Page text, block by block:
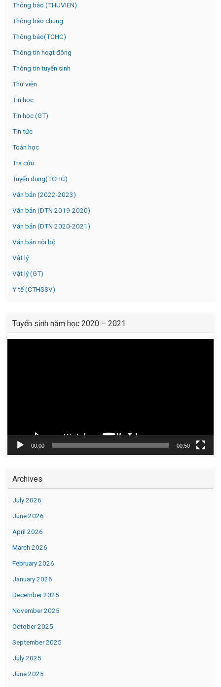
Thông báo (THUVIEN)
Thông báo chung
Thông báo(TCHC)
Thông tin hoạt đông
Thông tin tuyển sinh
Thư viện
Tin học
Tin học (GT)
Tin tức
Toán học
Tra cứu
Tuyển dụng(TCHC)
Văn bản (2022-2023)
Văn bản (DTN 2019-2020)
Văn bản (DTN 2020-2021)
Văn bản nội bộ
Vật lý
Vật lý (GT)
Y tế (CTHSSV)
Tuyển sinh năm học 2020 – 2021
00:00 00:50
Archives
July 2026
June 2026
April 2026
March 2026
February 2026
January 2026
December 2025
November 2025
October 2025
September 2025
July 2025
June 2025